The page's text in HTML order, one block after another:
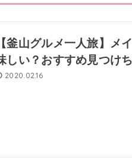
釜山グルメ一人旅】メ
しい？おすすめ見つけ
2020.02.16